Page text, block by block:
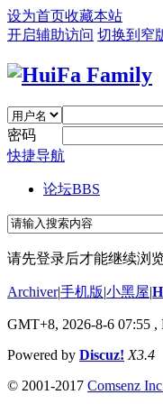
设为首页收藏本站
开启辅助访问 切换到窄
密码
快捷导航
论坛BBS
请先登录后才能继续浏
Archiver|手机版|小黑屋|
GMT+8, 2026-8-6 07:55 ,
Powered by Discuz! X3.4
© 2001-2017 Comsenz